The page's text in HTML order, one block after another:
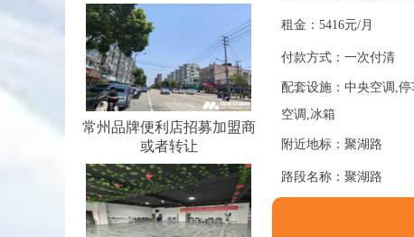
常州品牌便利店招募加盟商
或者转让
租金：5416元/月
付款方式：一次付清
配套设施：中央空调,
空调,冰箱
附近地标：聚湖路
路段名称：聚湖路